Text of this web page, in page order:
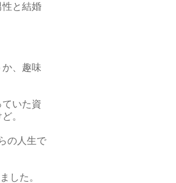
性と結婚
、趣味
いた資
。
の人生で
した。